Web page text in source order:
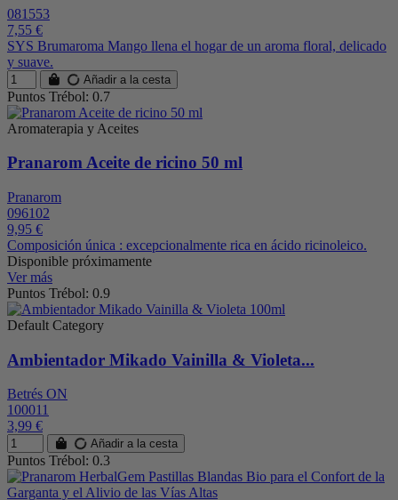
081553
7,55 €
SYS Brumaroma Mango llena el hogar de un aroma floral, delicado
y suave.
Añadir a la cesta
Puntos Trébol: 0.7
Aromaterapia y Aceites
Pranarom Aceite de ricino 50 ml
Pranarom
096102
9,95 €
Composición única : excepcionalmente rica en ácido ricinoleico.
Disponible próximamente
Ver más
Puntos Trébol: 0.9
Default Category
Ambientador Mikado Vainilla & Violeta...
Betrés ON
100011
3,99 €
Añadir a la cesta
Puntos Trébol: 0.3